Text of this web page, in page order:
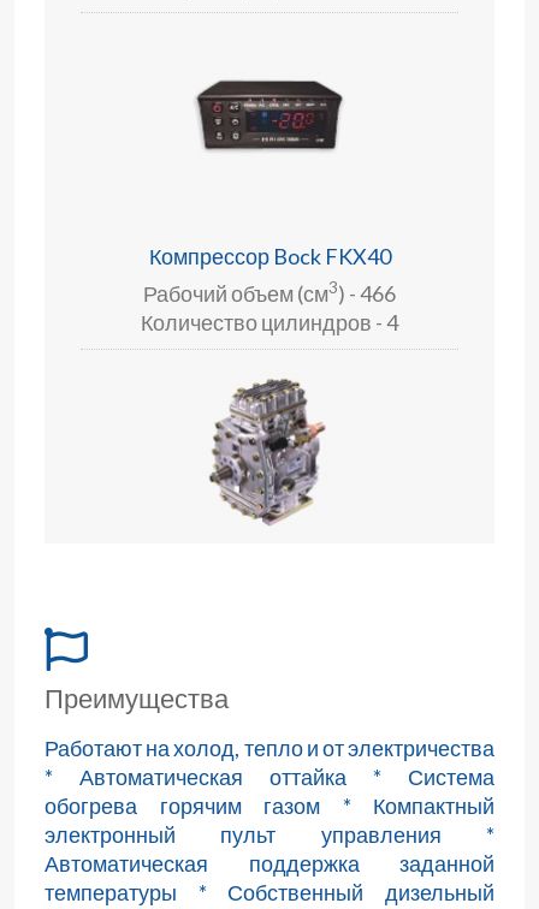
Компрессор Bock FKX40
Рабочий объем (см3) - 466
Количество цилиндров - 4
Преимущества
Работают на холод, тепло и от электричества
* Автоматическая оттайка * Система
обогрева горячим газом * Компактный
электронный пульт управления *
Автоматическая поддержка заданной
температуры * Собственный дизельный